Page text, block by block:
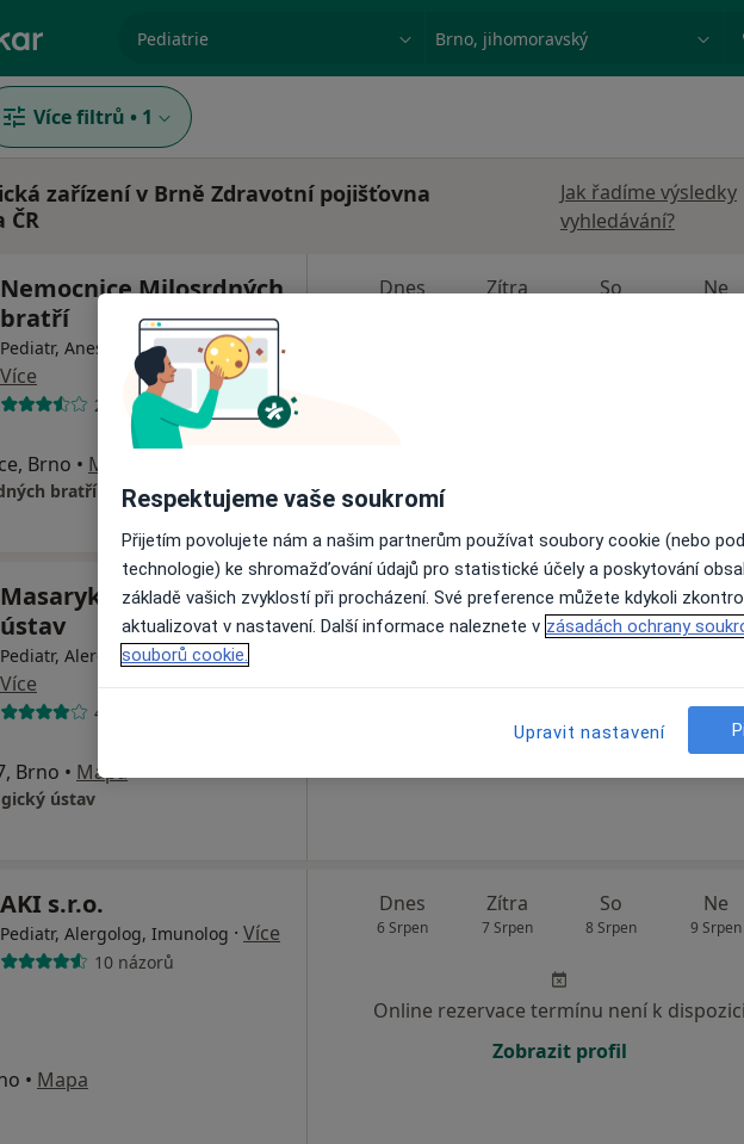
Město nebo region
Více filtrů • 1
zařízení v Brně Zdravotní pojišťovna
Jak řadíme výsledky
vyhledávání?
Nemocnice Milosrdných
bratří
Pediatr, Anesteziolog, Chirurg·
Více
27 názorů
Brno • Mapa
bratří
Dnes Zítra So Ne
Masarykův onkologický
ústav
Pediatr, Alergolog, Anesteziolog
Více
41 názorů
Brno • Mapa
ústav
Dnes
6 Srpen
Zítra
7 Srpen
So
8 Srpen
Ne
9 Srpen
Online rezervace termínu není k
Zobrazit profil
AKI s.r.o.
Pediatr, Alergolog, Imunolog · Více
10 názorů
• Mapa
Dnes
6 Srpen
Zítra
7 Srpen
So
8 Srpen
Ne
9 Srpen
Online rezervace termínu není k
Zobrazit profil
Respektujeme vaše soukromí
Přijetím povolujete nám a našim partnerům používat soubory cookie (nebo
technologie) ke shromažďování údajů pro statistické účely a poskytování
základě vašich zvyklostí při procházení. Své preference můžete kdykoli
aktualizovat v nastavení. Další informace naleznete v zásadách ochrany
souborů cookie.
Upravit nastavení